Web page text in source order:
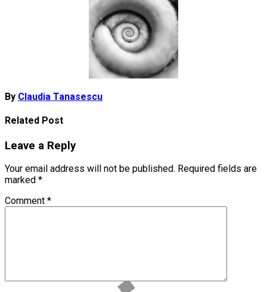
By Claudia Tanasescu
Related Post
Leave a Reply
Your email address will not be published. Required fields are
marked *
Comment *